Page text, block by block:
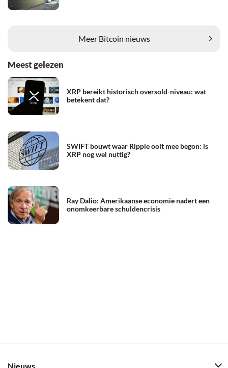
Meer Bitcoin nieuws
Meest gelezen
XRP bereikt historisch oversold-niveau: wat
betekent dat?
SWIFT bouwt waar Ripple ooit mee begon: is
XRP nog wel nuttig?
Ray Dalio: Amerikaanse economie nadert een
onomkeerbare schuldencrisis
Nieuws